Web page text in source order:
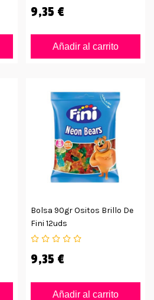
9,35 €
Añadir al carrito
Bolsa 90gr Ositos Brillo De
Fini 12uds
9,35 €
Añadir al carrito